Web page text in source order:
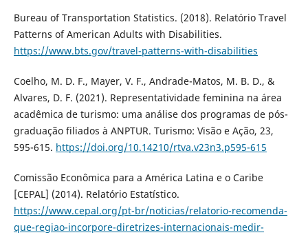
Bureau of Transportation Statistics. (2018). Relatório Travel
Patterns of American Adults with Disabilities.
https://www.bts.gov/travel-patterns-with-disabilities
Coelho, M. D. F., Mayer, V. F., Andrade-Matos, M. B. D., &
Alvares, D. F. (2021). Representatividade feminina na área
acadêmica de turismo: uma análise dos programas de pós-
graduação filiados à ANPTUR. Turismo: Visão e Ação, 23,
595-615. https://doi.org/10.14210/rtva.v23n3.p595-615
Comissão Econômica para a América Latina e o Caribe
[CEPAL] (2014). Relatório Estatístico.
https://www.cepal.org/pt-br/noticias/relatorio-recomenda-
que-regiao-incorpore-diretrizes-internacionais-medir-